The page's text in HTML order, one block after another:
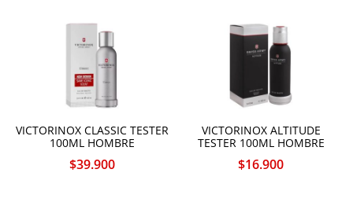
VICTORINOX CLASSIC TESTER
100ML HOMBRE
$39.900
VICTORINOX ALTITUDE
TESTER 100ML HOMBRE
$16.900